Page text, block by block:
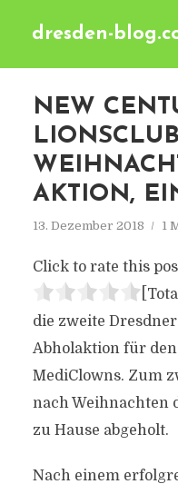
dresden-
NEW
AKTION,
13. Dezember 2018 1
Click to rate this
die zweite
Abholaktion für
MediClowns. Zum
nach Weihnachten
zu Hause abgeholt.
Nach einem